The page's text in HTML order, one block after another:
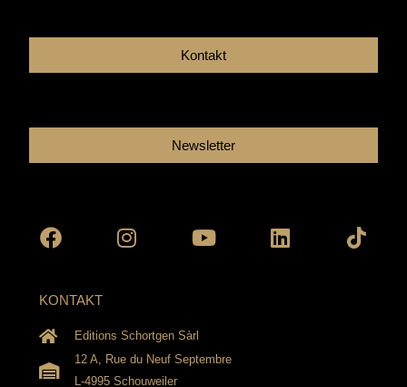
Kontakt
Newsletter
KONTAKT
Editions Schortgen Sàrl
12 A, Rue du Neuf Septembre
L-4995 Schouweiler